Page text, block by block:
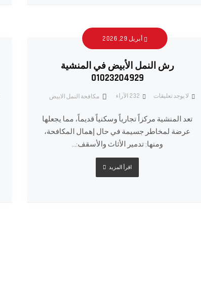
أبريل 29, 2026
رش النمل الأبيض في المنشية
01023204929
مكافحة النمل الابيض لا يوجد تعليقات الآراء
تعد المنشية مركزاً تجارياً وسكنياً قديماً، مما يجعلها
عرضة لمخاطر جسيمة في حال إهمال المكافحة،
ومنها: تدمير الأثاث والأسقف:...
اقرأ المزيد